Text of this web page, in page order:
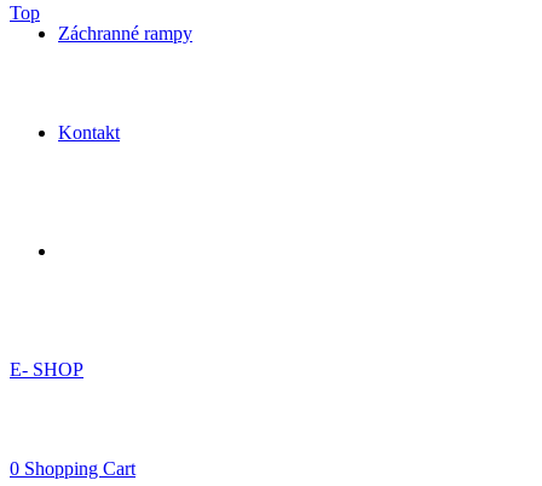
Záchranné rampy
Kontakt
E- SHOP
0 Shopping Cart
Top